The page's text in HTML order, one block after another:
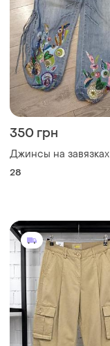
350 грн
Джинсы на завязках
28